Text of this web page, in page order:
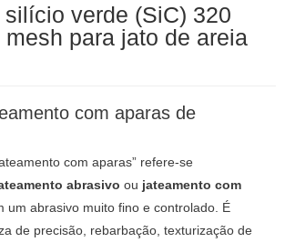
verde (SiC) 320
para jato de areia
com aparas de
com aparas” refere-se
abrasivo ou jateamento com
um abrasivo muito fino e controlado. É
de precisão, rebarbação, texturização de